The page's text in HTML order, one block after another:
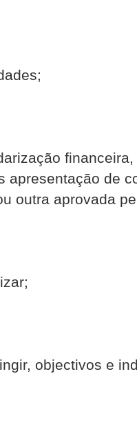
apresentação de
outra aprovada
objectivos e